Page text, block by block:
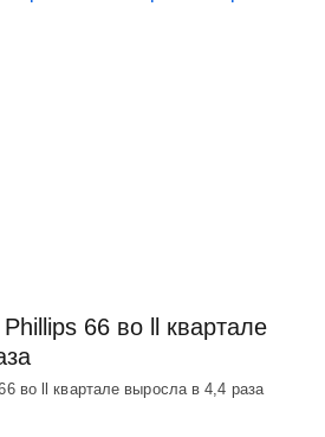
66 во ll квартале
во ll квартале выросла в 4,4 раза